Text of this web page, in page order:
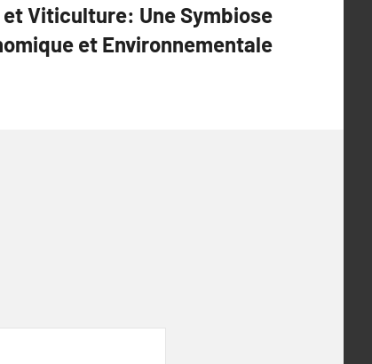
Viticulture: Une Symbiose
et Environnementale